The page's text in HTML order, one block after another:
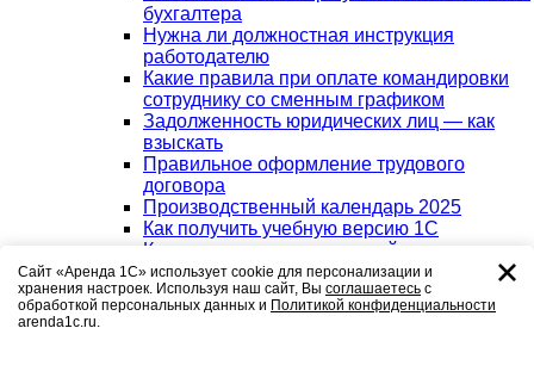
Сайт «Аренда 1С» использует cookie для персонализации и
хранения настроек. Используя наш сайт, Вы соглашаетесь с
обработкой персональных данных и Политикой конфиденциальности
arenda1c.ru.
бухгалтера
Нужна ли должностная инструкция
работодателю
Какие правила при оплате командировки
сотруднику со сменным графиком
Задолженность юридических лиц — как
взыскать
Правильное оформление трудового
договора
Производственный календарь 2025
Как получить учебную версию 1С
Какие ограничения трудовой деятельности
у соискателя с судимостью
Воинский учет в компании — как его вести
Сравнение конфигураций 1С